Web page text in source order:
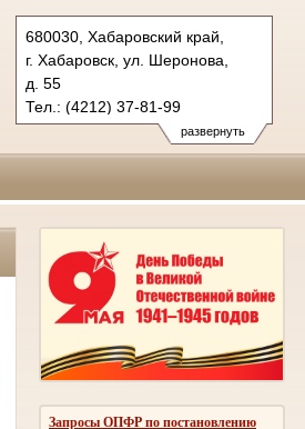
развернуть
680030, Хабаровский край,
г. Хабаровск, ул. Шеронова,
д. 55
Тел.: (4212) 37-81-99
23-77-57 (ф.)
1vovs.hbr@sudrf.ru
Запросы ОПФР по постановлению